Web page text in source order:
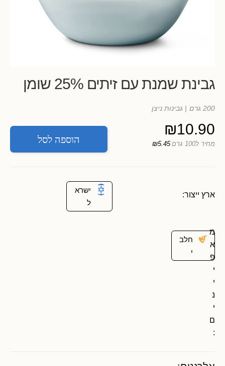
גבינת שמנת עם זיתים 25% שומן
200 גרם | גבינות ניצן
₪10.90
מחיר ל100 גרם ₪5.45 הוספה לסל
ארץ ייצור:
ישרא
ל
מ
א
פ
י
י
נ
י
ם
:
חלב
י